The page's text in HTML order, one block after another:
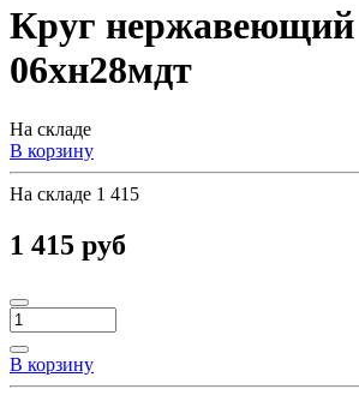
Круг
06хн28мдт
На складе
В корзину
На складе 1 415
1 415 руб
В корзину